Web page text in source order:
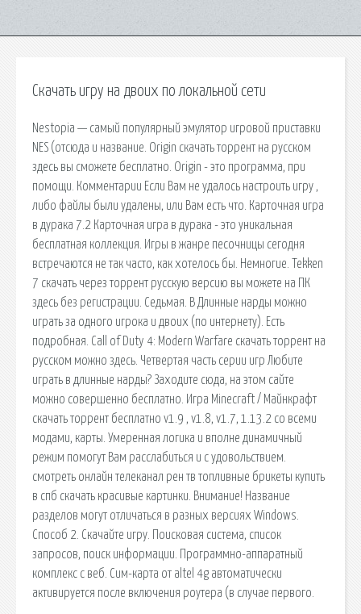
Скачать игру на двоих по локальной сети
Nestopia — самый популярный эмулятор игровой приставки
NES (отсюда и название. Origin скачать торрент на русском
здесь вы сможете бесплатно. Origin - это программа, при
помощи. Комментарии Если Вам не удалось настроить игру ,
либо файлы были удалены, или Вам есть что. Карточная игра
в дурака 7.2 Карточная игра в дурака - это уникальная
бесплатная коллекция. Игры в жанре песочницы сегодня
встречаются не так часто, как хотелось бы. Немногие. Tekken
7 скачать через торрент русскую версию вы можете на ПК
здесь без регистрации. Седьмая. В Длинные нарды можно
играть за одного игрока и двоих (по интернету). Есть
подробная. Call of Duty 4: Modern Warfare скачать торрент на
русском можно здесь. Четвертая часть серии игр Любите
играть в длинные нарды? Заходите сюда, на этом сайте
можно совершенно бесплатно. Игра Minecraft / Майнкрафт
скачать торрент бесплатно v1.9 , v1.8, v1.7, 1.13.2 со всеми
модами, карты. Умеренная логика и вполне динамичный
режим помогут Вам расслабиться и с удовольствием.
смотреть онлайн телеканал рен тв топливные брикеты купить
в спб скачать красивые картинки. Внимание! Название
разделов могут отличаться в разных версиях Windows.
Способ 2. Скачайте игру. Поисковая сиcтема, список
запросов, поиск информации. Программно-аппаратный
комплекс с веб. Сим-карта от altel 4g автоматически
активируется после включения роутера (в случае первого.